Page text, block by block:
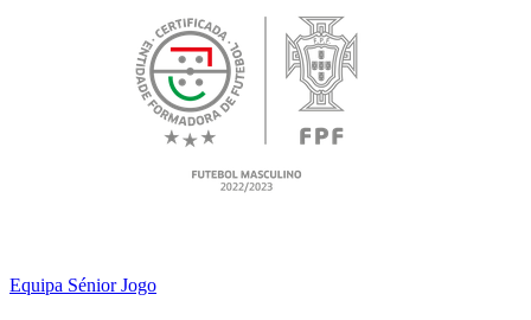
Equipa SéniorJogo